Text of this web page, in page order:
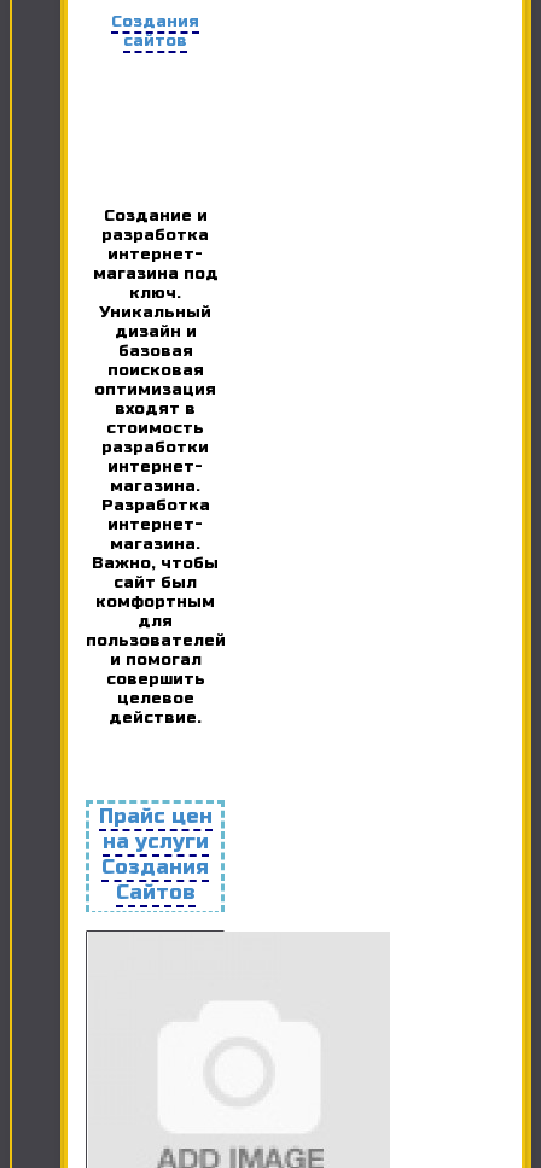
Создания
сайтов
Создание и
разработка
интернет-
магазина под
ключ.
Уникальный
дизайн и
базовая
поисковая
оптимизация
входят в
стоимость
разработки
интернет-
магазина.
Разработка
интернет-
магазина.
Важно, чтобы
сайт был
комфортным
для
пользователей
и помогал
совершить
целевое
действие.
Прайс цен
на услуги
Создания
Сайтов